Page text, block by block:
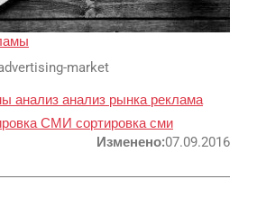
market
анализ анализ рынка реклама
СМИ сортировка сми
Изменено:07.09.2016